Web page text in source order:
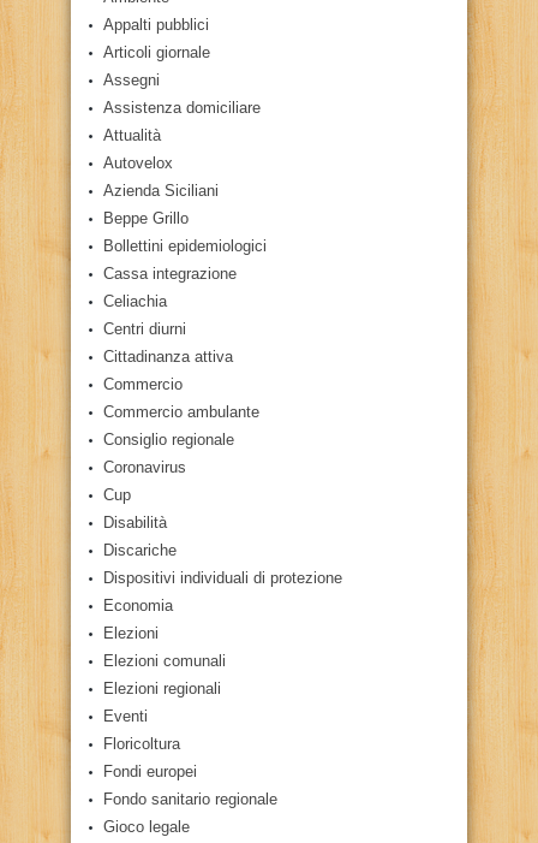
Appalti pubblici
Articoli giornale
Assegni
Assistenza domiciliare
Attualità
Autovelox
Azienda Siciliani
Beppe Grillo
Bollettini epidemiologici
Cassa integrazione
Celiachia
Centri diurni
Cittadinanza attiva
Commercio
Commercio ambulante
Consiglio regionale
Coronavirus
Cup
Disabilità
Discariche
Dispositivi individuali di protezione
Economia
Elezioni
Elezioni comunali
Elezioni regionali
Eventi
Floricoltura
Fondi europei
Fondo sanitario regionale
Gioco legale